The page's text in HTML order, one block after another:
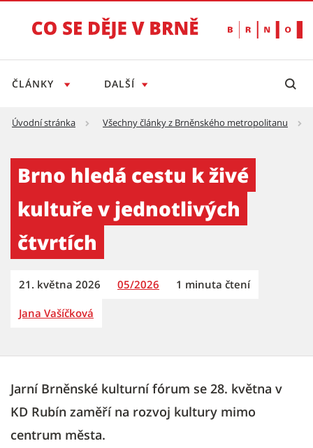
ČLÁNKY DALŠÍ
Úvodní stránka Všechny články z Brněnského metropolitanu
Brno hledá cestu k živé
kultuře v jednotlivých
čtvrtích
21. května 2026 05/2026 1 minuta čtení
Jana Vašíčková
Jarní Brněnské kulturní fórum se 28. května v
KD Rubín zaměří na rozvoj kultury mimo
centrum města.